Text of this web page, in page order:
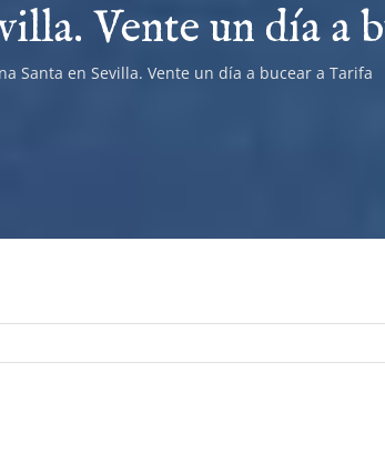
Vente un día a
Santa en Sevilla. Vente un día a bucear a Tarifa